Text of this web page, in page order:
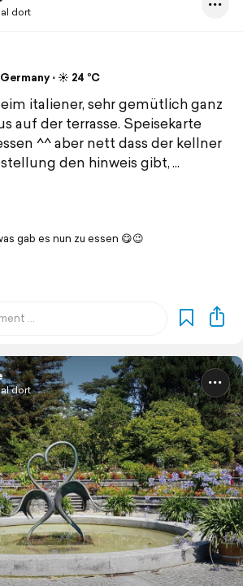
dort
⋅ ☀️ 24 °C
italiener, sehr gemütlich ganz
auf der terrasse. Speisekarte
^^ aber nett dass der kellner
den hinweis gibt,
gab es nun zu essen 😋😉
dort